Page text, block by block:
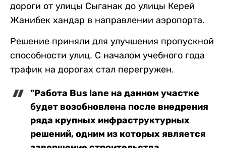
дороги от улицы Сыганак до улицы Керей
Жанибек хандар в направлении аэропорта.
Решение приняли для улучшения пропускной
способности улиц. С началом учебного года
трафик на дорогах стал перегружен.
"Работа Bus lane на данном участке
будет возобновлена после внедрения
ряда крупных инфраструктурных
решений, одним из которых является